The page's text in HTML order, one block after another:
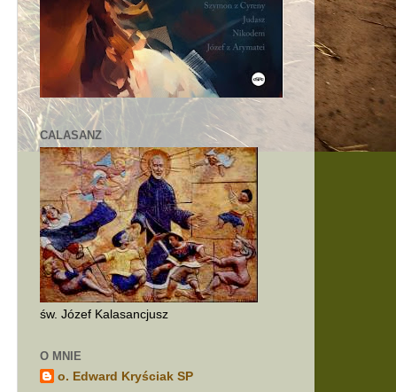
CALASANZ
św. Józef Kalasancjusz
O MNIE
o. Edward Kryściak SP